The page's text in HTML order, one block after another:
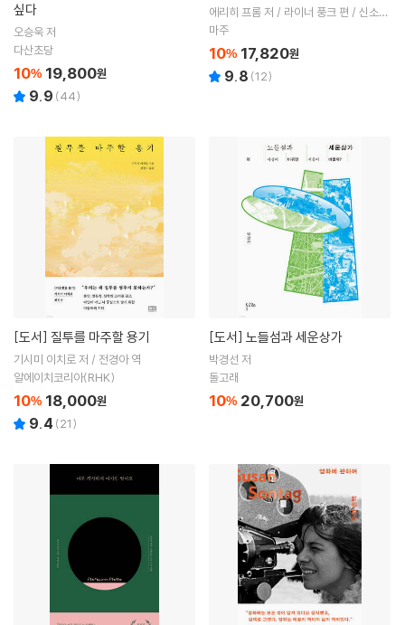
싶다
오승욱 저
다산초당
10% 19,800원
9.9 (44)
에리히 프롬 저 / 라이너 풍크 편 / 신소희
역
마주
10% 17,820원
9.8 (12)
[도서] 질투를 마주할 용기
기시미 이치로 저 / 전경아 역
알에이치코리아(RHK)
10% 18,000원
9.4 (21)
[도서] 노들섬과 세운상가
박경선 저
돌고래
10% 20,700원